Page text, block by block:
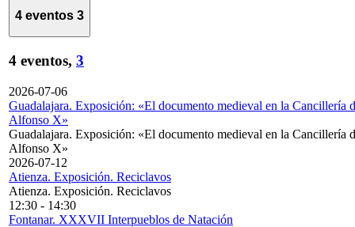
4 eventos 3
4 eventos, 3
2026-07-06
Guadalajara. Exposición: «El documento medieval en la Cancillería
Alfonso X»
Guadalajara. Exposición: «El documento medieval en la Cancillería
Alfonso X»
2026-07-12
Atienza. Exposición. Reciclavos
Atienza. Exposición. Reciclavos
12:30 - 14:30
Fontanar. XXXVII Interpueblos de Natación